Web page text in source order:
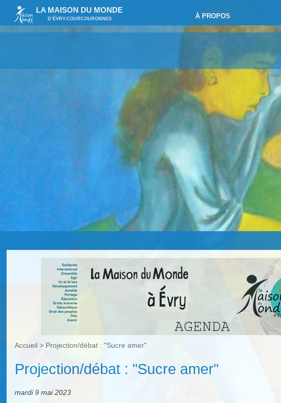
LA MAISON DU MONDE
D’ÉVRY-COURCOURONNES À PROPOS
Accueil > Projection/débat : "Sucre amer"
Projection/débat : "Sucre amer"
mardi 9 mai 2023